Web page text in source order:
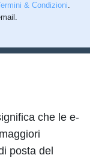
& Condizioni.
che le e-
posta del